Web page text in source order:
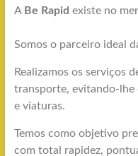
A Be Rapid existe no
Somos o parceiro ideal
Realizamos os serviços
transporte, evitando-lhe
e viaturas.
Temos como objetivo
com total rapidez,